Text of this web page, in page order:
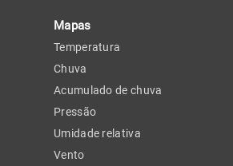
Mapas
Temperatura
Chuva
Acumulado de chuva
Pressão
Umidade relativa
Vento